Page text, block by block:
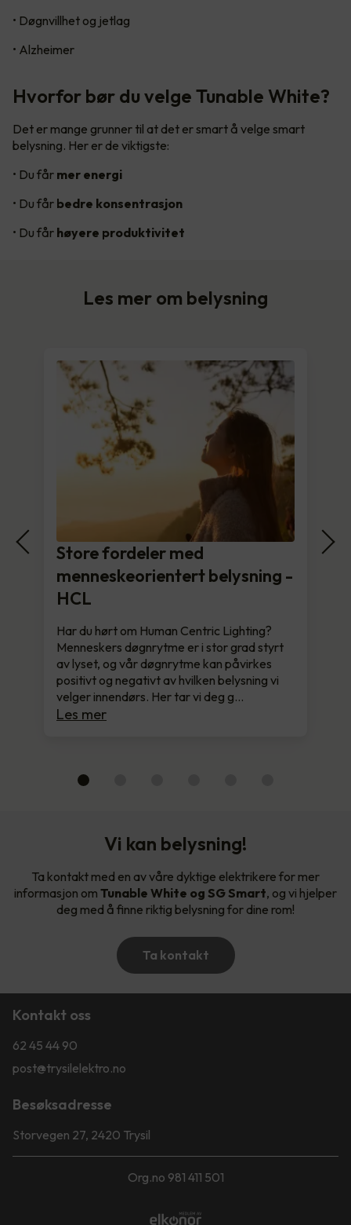
• Døgnvillhet og jetlag
• Alzheimer
Hvorfor bør du velge Tunable White?
Det er mange grunner til at det er smart å velge smart
belysning. Her er de viktigste:
• Du får mer energi
• Du får bedre konsentrasjon
• Du får høyere produktivitet
Les mer om belysning
Store fordeler med
menneskeorientert belysning -
HCL
Har du hørt om Human Centric Lighting?
Menneskers døgnrytme er i stor grad styrt
av lyset, og vår døgnrytme kan påvirkes
positivt og negativt av hvilken belysning vi
velger innendørs. Her tar vi deg g…
Les mer
Vi kan belysning!
Ta kontakt med en av våre dyktige elektrikere for mer
informasjon om Tunable White og SG Smart, og vi hjelper
deg med å finne riktig belysning for dine rom!
Ta kontakt
Kontakt oss
62 45 44 90
post@trysilelektro.no
Besøksadresse
Storvegen 27, 2420 Trysil
Org.no 981 411 501